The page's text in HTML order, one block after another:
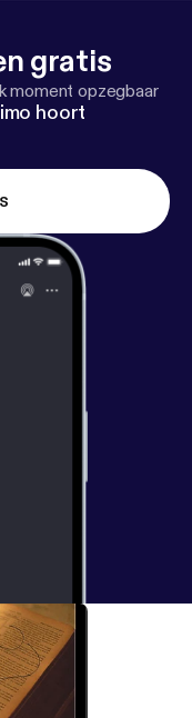
gratis
moment opzegbaar
hoort